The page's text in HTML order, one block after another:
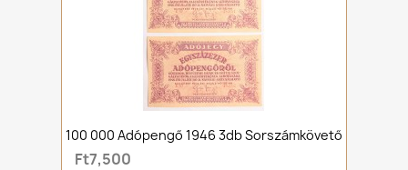
100 000 Adópengő 1946 3db Sorszámkövető
Ft7,500